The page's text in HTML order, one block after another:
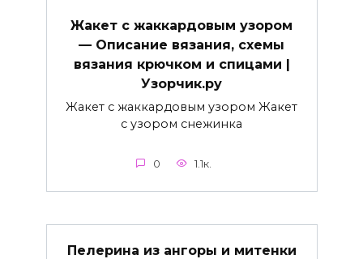
Жакет с жаккардовым узором
— Описание вязания, схемы
вязания крючком и спицами |
Узорчик.ру
Жакет с жаккардовым узором Жакет
с узором снежинка
0 1.1к.
Пелерина из ангоры и митенки